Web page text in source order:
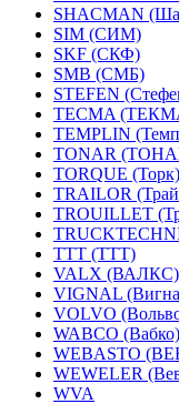
SHACMAN
SIM (СИМ)
SKF (СКФ)
SMB (СМБ)
STEFEN
TECMA
TEMPLIN
TONAR
TORQUE (Торк)
TRAILOR
TROUILLET
TTT (ТТТ)
VALX (ВАЛКС)
VIGNAL
VOLVO
WABCO (Вабко)
WEBASTO
WEWELER
WVA